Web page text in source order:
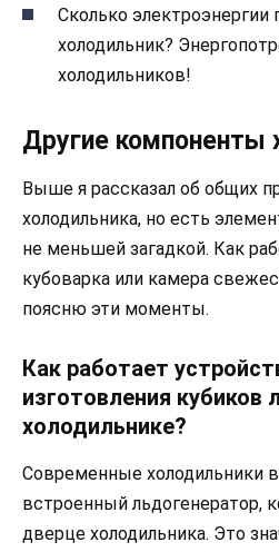
Сколько электроэнергии
холодильник?
холодильников!
Другие компоненты
Выше я рассказал об общих
холодильника, но есть
не меньшей загадкой. Как
кубоварка или камера
поясню эти моменты.
Как работает
изготовления кубиков
холодильнике?
Современные холодильники
встроенный льдогенератор,
дверце холодильника. Это